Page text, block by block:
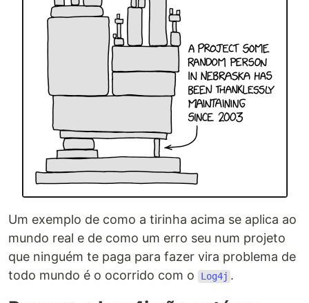
Um exemplo de como a tirinha acima se aplica ao
mundo real e de como um erro seu num projeto
que ninguém te paga para fazer vira problema de
todo mundo é o ocorrido com o
Log4j .